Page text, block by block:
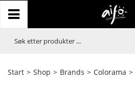
Start > Shop > Brands > Colorama >